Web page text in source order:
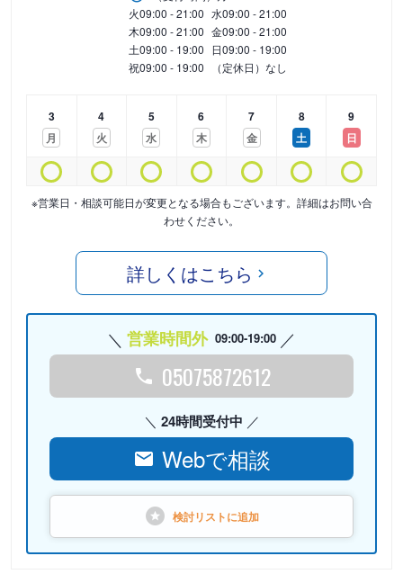
火09:00 - 21:00 水09:00 - 21:00
木09:00 - 21:00 金09:00 - 21:00
土09:00 - 19:00 日09:00 - 19:00
祝09:00 - 19:00 （定休日）なし
3
月
4
火
5
水
6
木
7
金
8
土
9
日
※営業日・相談可能日が変更となる場合もございます。詳細はお問い合
わせください。
詳しくはこちら
営業時間外 09:00-19:00
05075872612
24時間受付中
Webで相談
検討リストに追加